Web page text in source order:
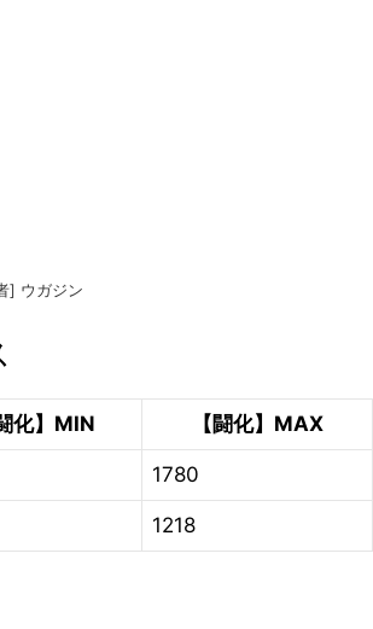
] ウガジン
化】MIN 【闘化】MAX
1780
1218